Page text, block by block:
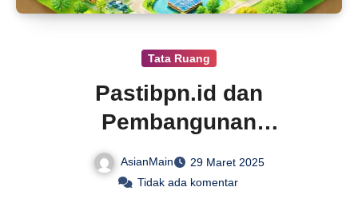
Tata Ruang
Pastibpn.id dan
Pembangunan
Berkelanjutan
AsianMain
29 Maret 2025
Tidak ada komentar